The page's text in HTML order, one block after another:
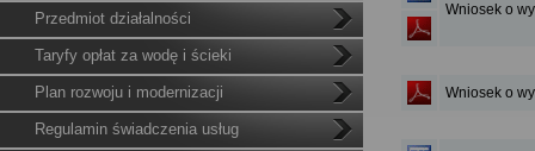
Przedmiot działalności
Taryfy opłat za wodę i ścieki
Plan rozwoju i modernizacji
Regulamin świadczenia usług
Wniosek o
Wniosek o